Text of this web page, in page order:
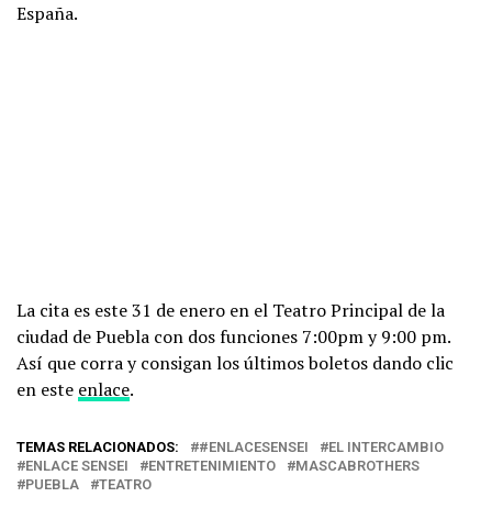
España.
La cita es este 31 de enero en el Teatro Principal de la
ciudad de Puebla con dos funciones 7:00pm y 9:00 pm.
Así que corra y consigan los últimos boletos dando clic
en este enlace.
TEMAS RELACIONADOS: #ENLACESENSEI
EL INTERCAMBIO
ENLACE SENSEI
ENTRETENIMIENTO
MASCABROTHERS
PUEBLA
TEATRO